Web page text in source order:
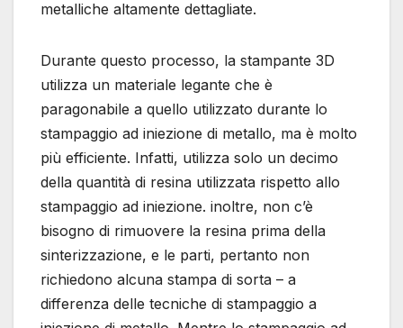
metalliche altamente dettagliate.
Durante questo processo, la stampante 3D
utilizza un materiale legante che è
paragonabile a quello utilizzato durante lo
stampaggio ad iniezione di metallo, ma è molto
più efficiente. Infatti, utilizza solo un decimo
della quantità di resina utilizzata rispetto allo
stampaggio ad iniezione. inoltre, non c’è
bisogno di rimuovere la resina prima della
sinterizzazione, e le parti, pertanto non
richiedono alcuna stampa di sorta – a
differenza delle tecniche di stampaggio a